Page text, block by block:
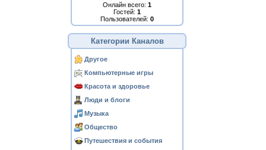
Онлайн всего: 1
Гостей: 1
Пользователей: 0
Категории Каналов
Другое
Компьютерные игры
Красота и здоровье
Люди и блоги
Музыка
Общество
Путешествия и события